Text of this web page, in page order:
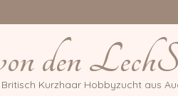
den
Britisch Kurzhaar Hobbyzucht aus